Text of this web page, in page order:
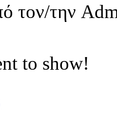
τον/την
to show!